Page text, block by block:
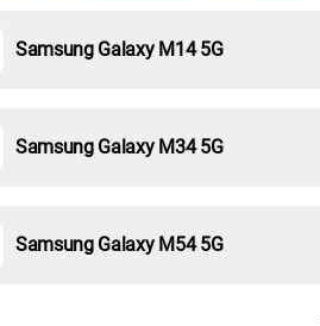
Samsung Galaxy M14 5G
Samsung Galaxy M34 5G
Samsung Galaxy M54 5G